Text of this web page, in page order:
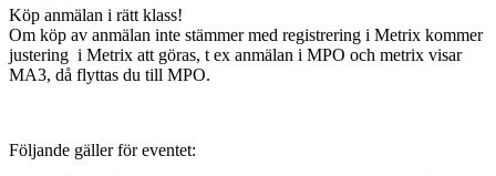
Köp anmälan i rätt klass!
Om köp av anmälan inte stämmer med registrering i Metrix kommer
justering i Metrix att göras, t ex anmälan i MPO och metrix visar
MA3, då flyttas du till MPO.
Följande gäller för eventet: